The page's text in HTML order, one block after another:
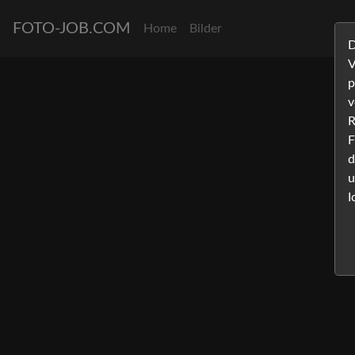
FOTO-JOB.COM Home
Bilder